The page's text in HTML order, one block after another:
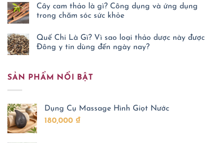
Tĩnh:
Chỉ
mong
biết
cách
tự
khỏe
Có
Dụng
Dược
Đông
Y
Đau
có
bình
luận
bì
có
tác
thuốc
Đông
gia
đình
quan
tâm
khi
Cây cam thảo là gì? Công dụng và ứng dụng
trong chăm sóc sức khỏe
có
bình
luận
thảo
là
và
ứng
dụng
trong
chăm
sóc
Quế Chi Là Gì? Vì sao loại thảo dược này được
Đông y tin dùng đến ngày nay?
bình
luận
Gì?
Vì
sao
loại
thảo
SẢN PHẨM NỔI BẬT
Dụng Cụ Massage Hình Giọt Nước
180,000 ₫